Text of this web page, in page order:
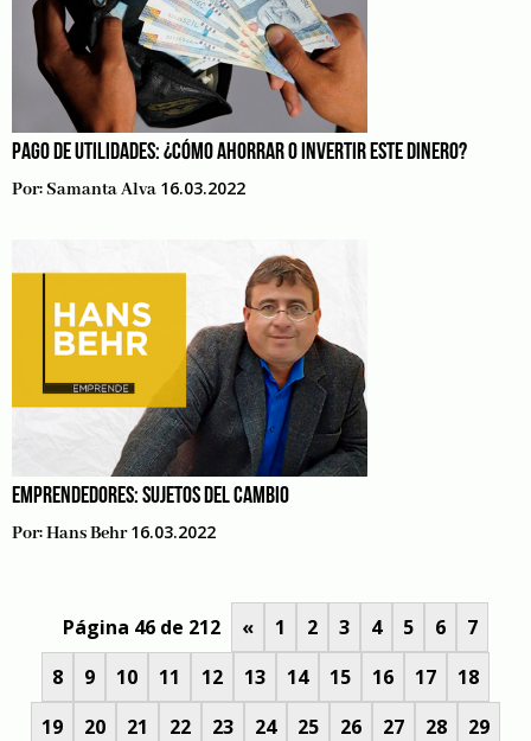
PAGO DE UTILIDADES: ¿CÓMO AHORRAR O INVERTIR ESTE DINERO?
Por:Samanta Alva 16.03.2022
EMPRENDEDORES: SUJETOS DEL CAMBIO
Por:Hans Behr 16.03.2022
Página 46 de 212 « 1 2 3 4 5 6
7
8
9 10 11 12 13 14 15 16 17
18
19
20 21 22 23 24 25 26 27 28
29